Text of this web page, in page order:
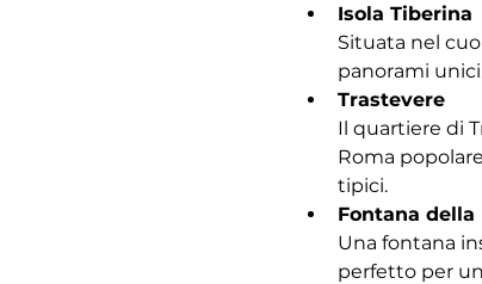
Isola Tiberina
Situata nel
panorami
Trastevere
Il quartiere di
Roma
tipici.
Fontana della
Una fontana
perfetto per